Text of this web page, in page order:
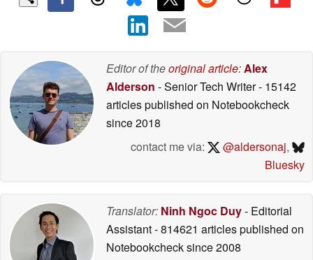
Editor of theoriginal article: Alex
Alderson - Senior Tech Writer- 15142
articles published on Notebookcheck
since 2018
contact me via:
@aldersonaj,
Bluesky
Translator: Ninh Ngoc Duy- Editorial
Assistant- 814621 articles published on
Notebookchecksince 2008